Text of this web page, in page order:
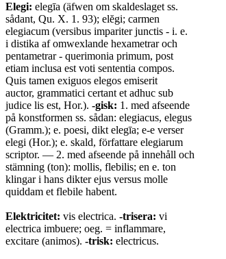
Elegi: elegīa (äfwen om skaldeslaget ss.
sådant, Qu. X. 1. 93); elĕgi; carmen
elegiacum (versibus impariter junctis - i. e.
i distika af omwexlande hexametrar och
pentametrar - querimonia primum, post
etiam inclusa est voti sententia compos.
Quis tamen exiguos elegos emiserit
auctor, grammatici certant et adhuc sub
judice lis est, Hor.). -gisk: 1. med afseende
på konstformen ss. sådan: elegiacus, elegus
(Gramm.); e. poesi, dikt elegīa; e-e verser
elegi (Hor.); e. skald, författare elegiarum
scriptor. — 2. med afseende på innehåll och
stämning (ton): mollis, flebilis; en e. ton
klingar i hans dikter ejus versus molle
quiddam et flebile habent.
Elektricitet: vis electrica. -trisera: vi
electrica imbuere; oeg. = inflammare,
excitare (animos). -trisk: electricus.